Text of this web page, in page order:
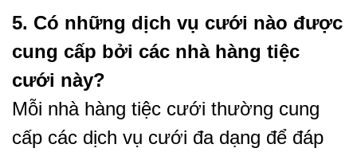
5. Có những dịch vụ cưới nào được
cung cấp bởi các nhà hàng tiệc
cưới này?
Mỗi nhà hàng tiệc cưới thường cung
cấp các dịch vụ cưới đa dạng để đáp